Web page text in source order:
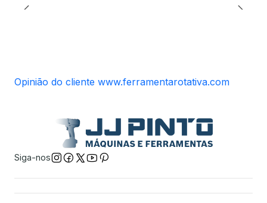
Opinião do cliente www.ferramentarotativa.com
Siga-nos